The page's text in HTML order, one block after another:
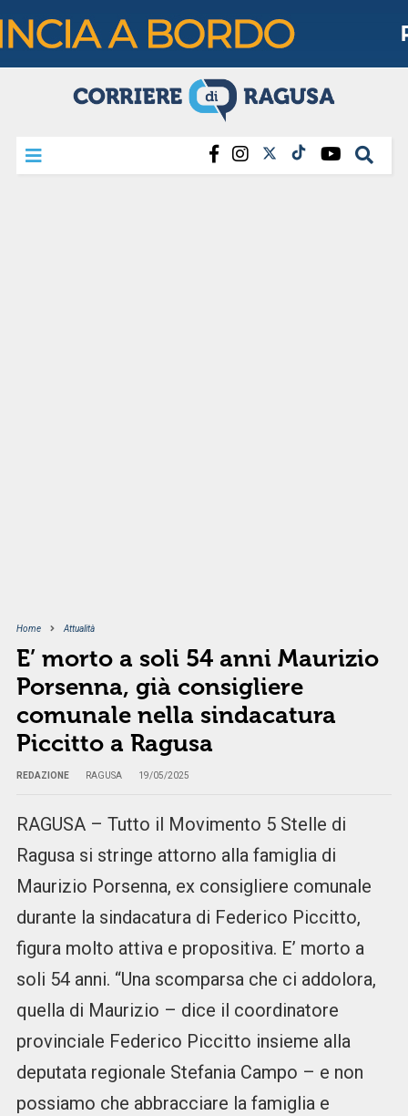
Home Attualità
E’ morto a soli 54 anni Maurizio
Porsenna, già consigliere
comunale nella sindacatura
Piccitto a Ragusa
REDAZIONE RAGUSA 19/05/2025
RAGUSA – Tutto il Movimento 5 Stelle di
Ragusa si stringe attorno alla famiglia di
Maurizio Porsenna, ex consigliere comunale
durante la sindacatura di Federico Piccitto,
figura molto attiva e propositiva. E’ morto a
soli 54 anni. “Una scomparsa che ci addolora,
quella di Maurizio – dice il coordinatore
provinciale Federico Piccitto insieme alla
deputata regionale Stefania Campo – e non
possiamo che abbracciare la famiglia e